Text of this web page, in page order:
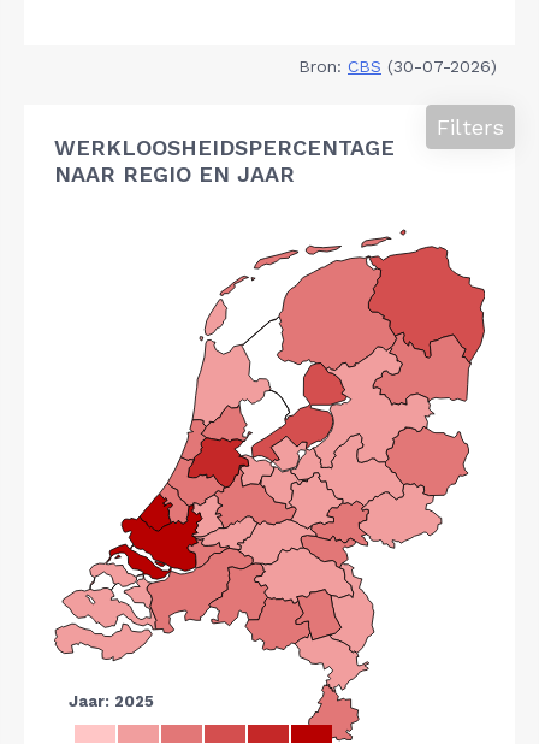
Bron: CBS (30-07-2026)
WERKLOOSHEIDSPERCENTAGE
NAAR REGIO EN JAAR
Filters